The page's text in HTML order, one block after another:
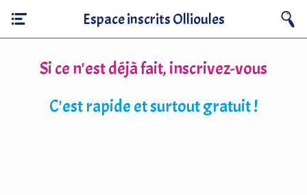
Espace inscrits Ollioules
Si ce n'est déjà fait, inscrivez-vous
C'est rapide et surtout gratuit !